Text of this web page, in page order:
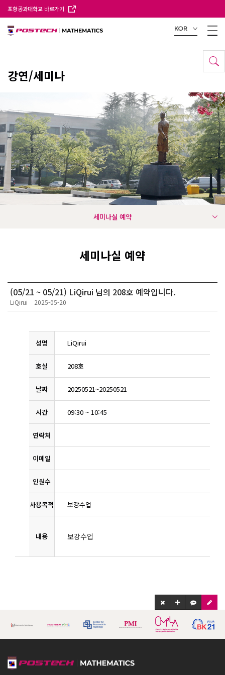
포항공과대학교 바로가기
KOR
강연/세미나
세미나실 예약
세미나실 예약
(05/21 ~ 05/21) LiQirui 님의 208호 예약입니다.
LiQirui 2025-05-20
성명 LiQirui
호실 208호
날짜 20250521~20250521
시간 09:30 ~ 10:45
연락처
이메일
인원수
사용목적 보강수업
내용 보강수업